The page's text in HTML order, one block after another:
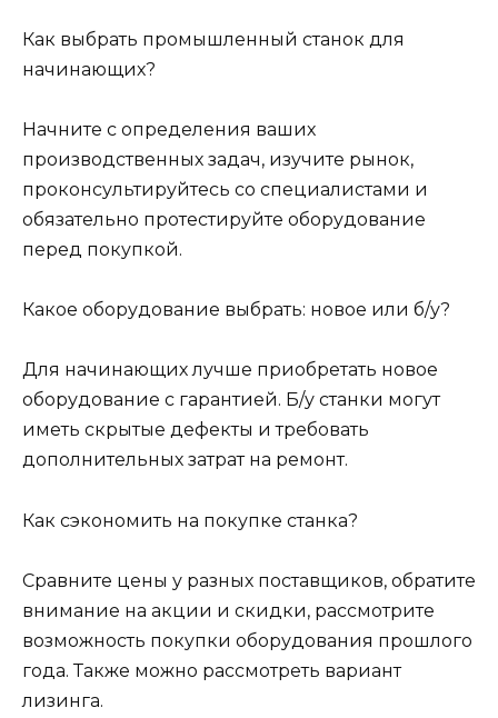
Как выбрать промышленный станок для
начинающих?
Начните с определения ваших
производственных задач, изучите рынок,
проконсультируйтесь со специалистами и
обязательно протестируйте оборудование
перед покупкой.
Какое оборудование выбрать: новое или б/у?
Для начинающих лучше приобретать новое
оборудование с гарантией. Б/у станки могут
иметь скрытые дефекты и требовать
дополнительных затрат на ремонт.
Как сэкономить на покупке станка?
Сравните цены у разных поставщиков, обратите
внимание на акции и скидки, рассмотрите
возможность покупки оборудования прошлого
года. Также можно рассмотреть вариант
лизинга.